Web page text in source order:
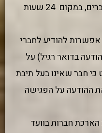
שעתיים לפני אסיפת החברים, במקום 24 שעות
השינוי: אפשרות להודיע לחברי
בדואר רגיל) על
חבר שאינו בעל תיבת
ההודעה על הפגישה
השינוי: הארכת חברות בוועד